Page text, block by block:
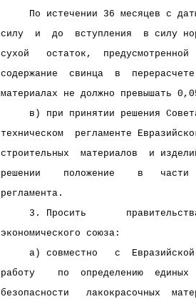
По истечении 36 месяцев с даты
силу  и  до  вступления  в силу
сухой   остаток,
содержание  свинца  в
материалах не должно превышать
в) при принятии решения Совета
техническом  регламенте
строительных  материалов  и
решении    положение    в   части
регламента.
3. Просить       правительства
экономического союза:
а) совместно   с  Евразийской
работу    по  определению  единых
безопасности   лакокрасочных